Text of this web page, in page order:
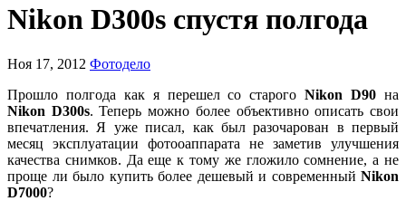
Nikon D300s спустя полгода
Ноя 17, 2012 Фотодело
Прошло полгода как я перешел со старогоNikon D90 на
Nikon D300s. Теперь можно более объективно описать свои
впечатления. Я уже писал, как был разочарован в первый
месяц эксплуатации фотооаппарата не заметив улучшения
качества снимков. Да еще к тому же гложило сомнение, а не
проще ли было купить более дешевый и современный Nikon
D7000?